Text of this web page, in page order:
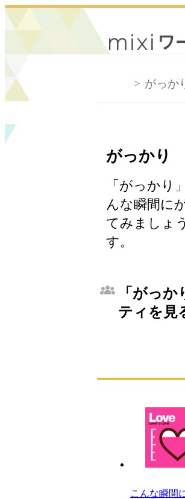
がっか
がっかり
「がっかり
んな瞬間に
てみましょ
す。
「がっ
ティを見
こんな瞬間